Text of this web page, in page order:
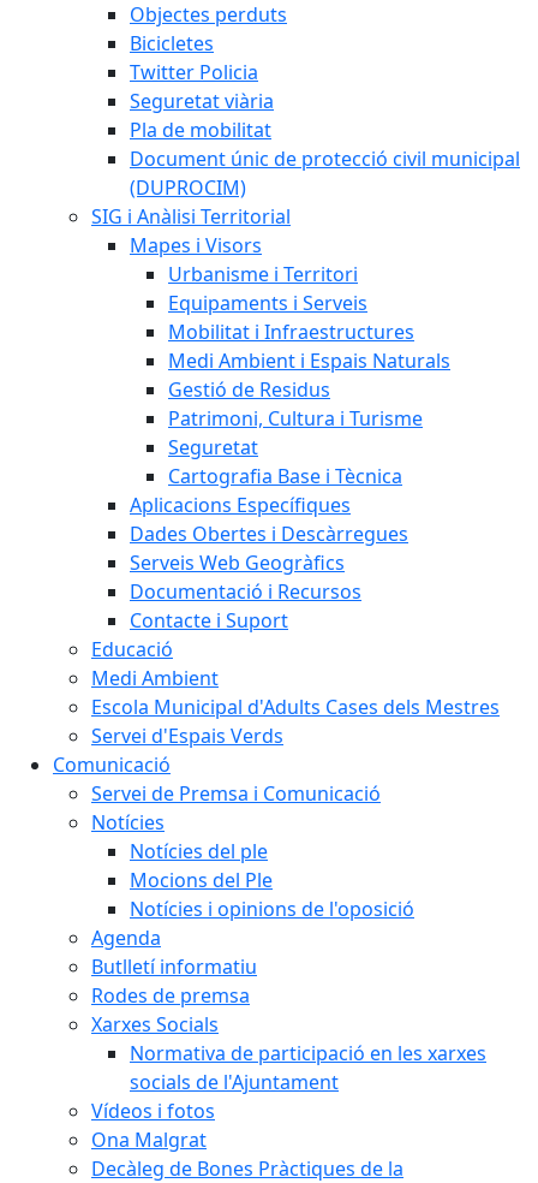
Objectes perduts
Bicicletes
Twitter Policia
Seguretat viària
Pla de mobilitat
Document únic de protecció civil municipal
(DUPROCIM)
SIG i Anàlisi Territorial
Mapes i Visors
Urbanisme i Territori
Equipaments i Serveis
Mobilitat i Infraestructures
Medi Ambient i Espais Naturals
Gestió de Residus
Patrimoni, Cultura i Turisme
Seguretat
Cartografia Base i Tècnica
Aplicacions Específiques
Dades Obertes i Descàrregues
Serveis Web Geogràfics
Documentació i Recursos
Contacte i Suport
Educació
Medi Ambient
Escola Municipal d'Adults Cases dels Mestres
Servei d'Espais Verds
Comunicació
Servei de Premsa i Comunicació
Notícies
Notícies del ple
Mocions del Ple
Notícies i opinions de l'oposició
Agenda
Butlletí informatiu
Rodes de premsa
Xarxes Socials
Normativa de participació en les xarxes
socials de l'Ajuntament
Vídeos i fotos
Ona Malgrat
Decàleg de Bones Pràctiques de la